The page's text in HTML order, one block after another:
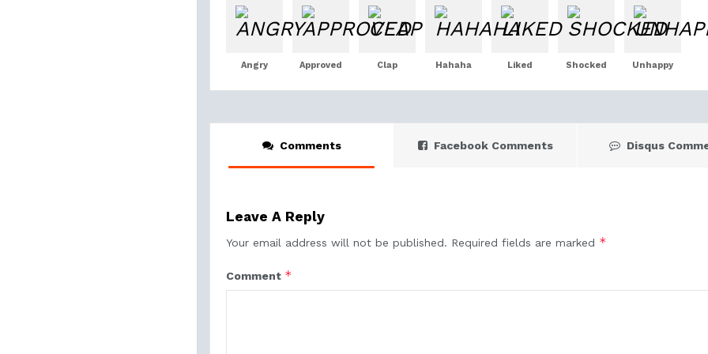
Angry Approved Clap Hahaha Liked Shocked Unhappy
Comments Facebook Comments Disqus
Leave A Reply
Your email address will not be published. Required fields are marked *
Comment *